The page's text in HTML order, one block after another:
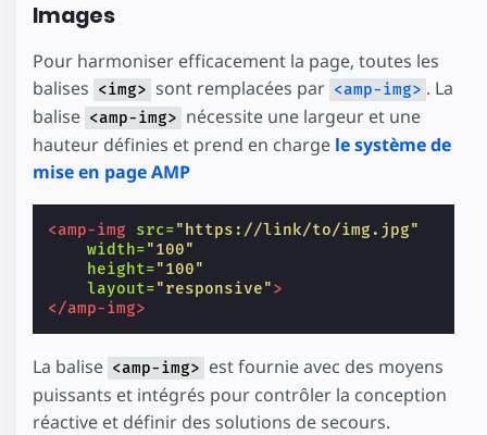
Images
Pour harmoniser efficacement la page, toutes les
balises <img> sont remplacées par <amp-img> . La
balise <amp-img> nécessite une largeur et une
hauteur définies et prend en charge le système de
mise en page AMP
<amp-img src="https://link/to/img.jpg"
width="100"
height="100"
layout="responsive">
</amp-img>
La balise <amp-img> est fournie avec des moyens
puissants et intégrés pour contrôler la conception
réactive et définir des solutions de secours.